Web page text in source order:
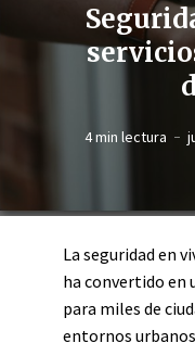
4 min lectura
La seguridad en
ha convertido en
para miles de
entornos